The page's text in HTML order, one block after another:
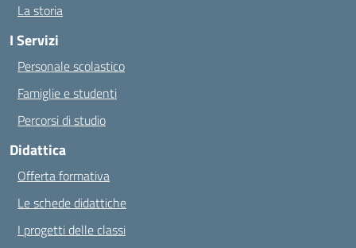
La storia
I Servizi
Personale scolastico
Famiglie e studenti
Percorsi di studio
Didattica
Offerta formativa
Le schede didattiche
I progetti delle classi